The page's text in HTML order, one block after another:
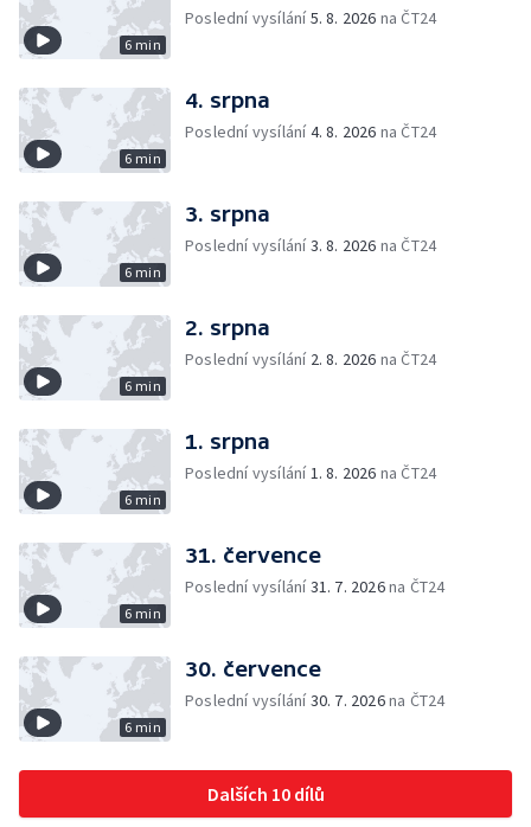
6 min
Poslední vysílání5. 8. 2026 na ČT24
6 min
4. srpna
Poslední vysílání4. 8. 2026 na ČT24
6 min
3. srpna
Poslední vysílání3. 8. 2026 na ČT24
6 min
2. srpna
Poslední vysílání 2. 8. 2026 na ČT24
6 min
1. srpna
Poslední vysílání1. 8. 2026 na ČT24
6 min
31. července
Poslední vysílání31. 7. 2026na ČT24
6 min
30. července
Poslední vysílání30. 7. 2026na ČT24
Dalších 10 dílů